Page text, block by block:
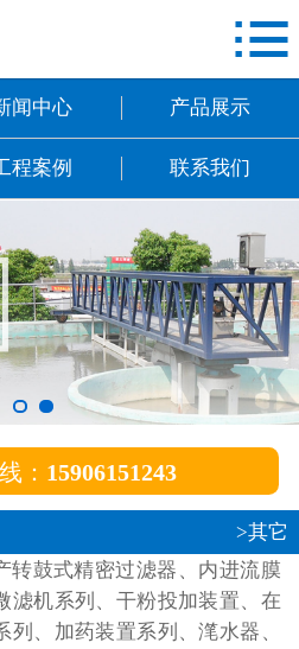
资质荣誉
工程案例
联系我们

闻中心 产品展示
程案例 联系我们
： 15906151243
>其它
转鼓式精密过滤器、内进流膜
滤机系列、干粉投加装置、在
、加药装置系列、滗水器、